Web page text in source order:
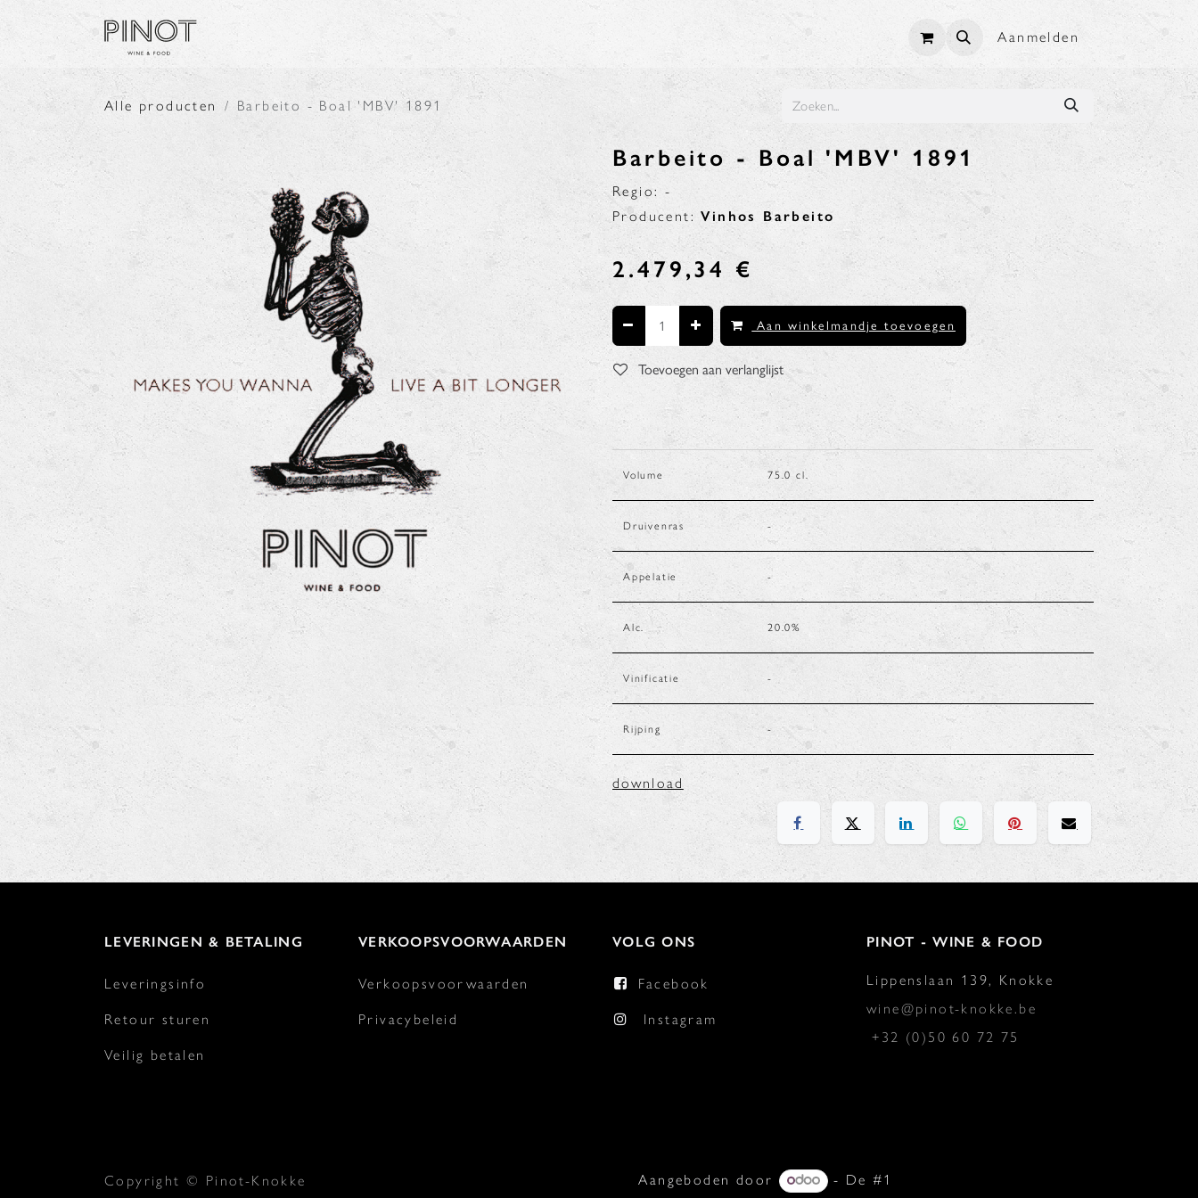
BLOG Aanmelden
Alle producten Barbeito - Boal 'MBV' 1891
Barbeito - Boal 'MBV' 1891
Regio: -
Producent:Vinhos Barbeito
2.479,34 €
Aan winkelmandje toevoegen
Toevoegen aan verlanglijst
Volume 75.0 cl.
Druivenras -
Appelatie -
Alc. 20.0%
Vinificatie -
Rijping -
download
LEVERINGEN & BETALING
Leveringsinfo
Retour sturen
Veilig betalen
VERKOOPSVOORWAARDEN
Verkoopsvoorwaarden
Privacybeleid
VOLG ONS
Facebook
Instagram
PINOT - WINE & FOOD
Lippenslaan 139, Knokke
wine@pinot-knokke.be
+32 (0)50 60 72 75
Copyright © Pinot-Knokke Aangeboden door - De #1